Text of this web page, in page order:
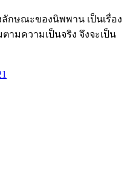
ลักษณะของนิพพาน เป็นเรื่อง
มความเป็นจริง จึงจะเป็น